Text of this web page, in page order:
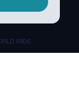
WIDE